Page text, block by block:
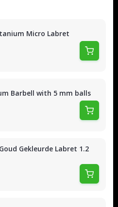
Micro Labret
Barbell with 5 mm balls
Gekleurde Labret 1.2